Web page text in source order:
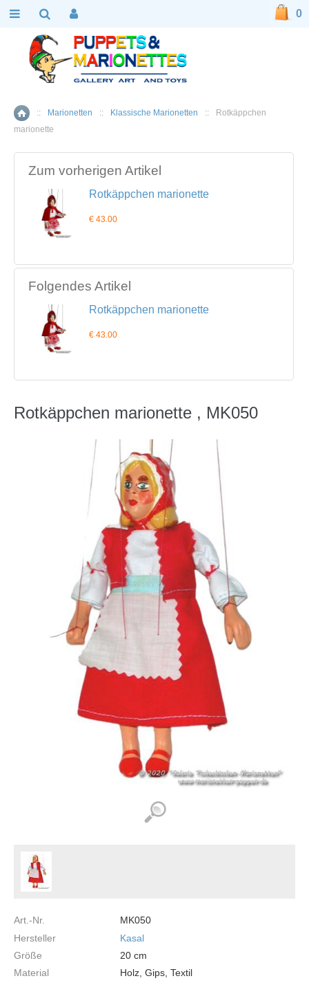
Home
:: Marionetten :: Klassische Marionetten ::
Rotkäppchen
marionette
Zum vorherigen Artikel
Rotkäppchen marionette
€ 43.00
Folgendes Artikel
Rotkäppchen marionette
€ 43.00
Rotkäppchen marionette , MK050
Art.-Nr.
MK050
Hersteller
Kasal
Größe
20 cm
Material
Holz, Gips, Textil
0